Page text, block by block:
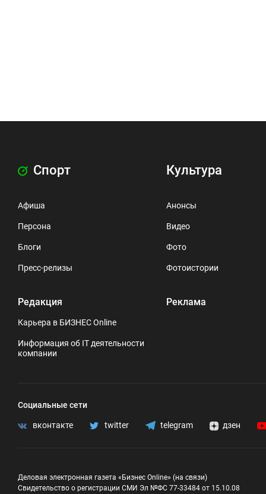
Спорт
Афиша
Персона
Блоги
Пресс-релизы
Редакция
Карьера в БИЗНЕС Online
Информация об IT деятельности
компании
Культура
Анонсы
Видео
Фото
Фотоистории
Реклама
Социальные сети
вконтакте twitter telegram дзен
Деловая электронная газета «Бизнес Online» (на связи)
Свидетельство о регистрации СМИ Эл №ФС 77-33484 от 15.10.08